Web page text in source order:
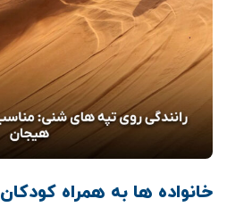
خانواده‌ ها به همراه کودکان